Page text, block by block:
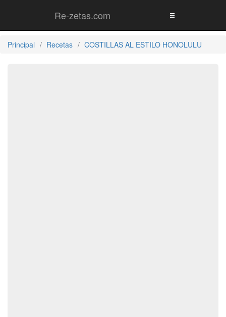
Re-zetas.com
Principal Recetas COSTILLAS AL ESTILO HONOLULU